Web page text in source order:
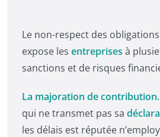
Le non-respect des
expose les entreprises à
sanctions et de risques
La majoration de contribution.
qui ne transmet pas sa
les délais est réputée